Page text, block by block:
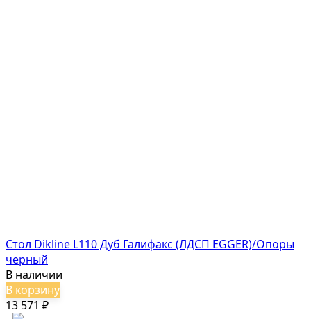
Стол Dikline L110 Дуб Галифакс (ЛДСП EGGER)/Опоры
черный
В наличии
В корзину
13 571 ₽